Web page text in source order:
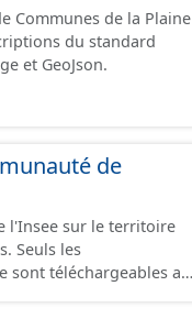
Communes de la Plaine
du standard
et GeoJson.
de
l'Insee sur le territoire
sont téléchargeables au